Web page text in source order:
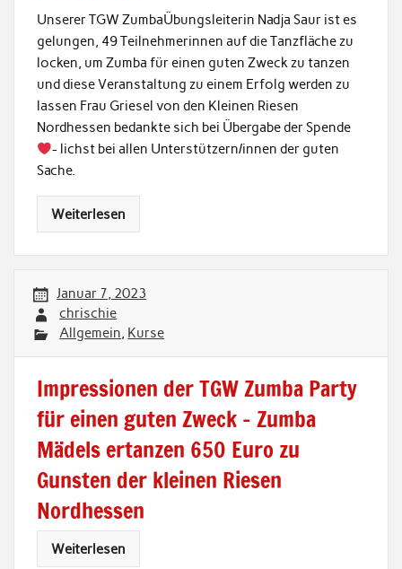
Unserer TGW ZumbaÜbungsleiterin Nadja Saur ist es
gelungen, 49 Teilnehmerinnen auf die Tanzfläche zu
locken, um Zumba für einen guten Zweck zu tanzen
und diese Veranstaltung zu einem Erfolg werden zu
lassen Frau Griesel von den Kleinen Riesen
Nordhessen bedankte sich bei Übergabe der Spende
- lichst bei allen Unterstützern/innen der guten
Sache.
Weiterlesen
Januar 7, 2023
chrischie
Allgemein, Kurse
Impressionen der TGW Zumba Party
für einen guten Zweck – Zumba
Mädels ertanzen 650 Euro zu
Gunsten der kleinen Riesen
Nordhessen
Weiterlesen